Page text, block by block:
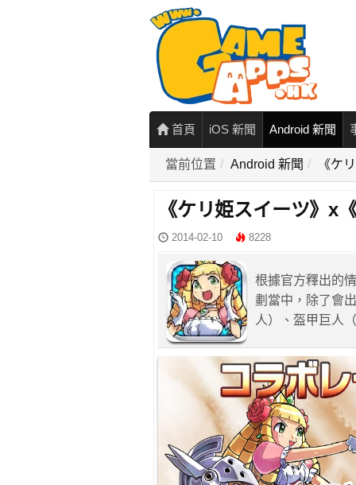
首頁 iOS 新聞 Android 新聞
當前位置 Android 新聞 《ケ
《ケリ姫スイーツ》x
2014-02-10 8228
根據官方釋出的
劃當中，除了會
人）、盔甲巨人